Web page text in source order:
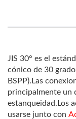
JIS 30° es el
cónico de 30
BSPP).Las
principalmente un
estanqueidad.Los
usarse junto con